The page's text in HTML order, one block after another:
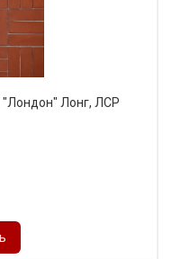
"Лондон" Лонг, ЛСР